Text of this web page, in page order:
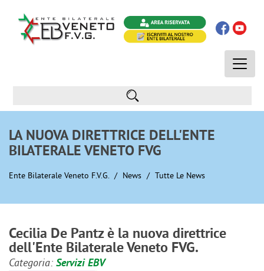
Toggle
LA NUOVA DIRETTRICE DELL'ENTE
BILATERALE VENETO FVG
Ente Bilaterale Veneto F.V.G. News Tutte Le News
Cecilia De Pantz è la nuova direttrice
dell'Ente Bilaterale Veneto FVG.
Categoria: Servizi EBV